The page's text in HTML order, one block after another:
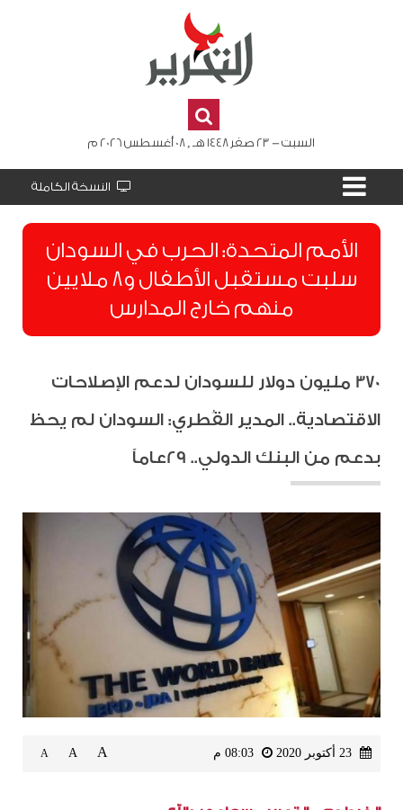
السبت - 23 صفر 1448 هـ , 08 أغسطس 2026 م
النسخة الكاملة
الأمم المتحدة: الحرب في السودان
سلبت مستقبل الأطفال و8 ملايين
منهم خارج المدارس
370 مليون دولار للسودان لدعم الإصلاحات
الاقتصادية.. المدير القُطري: السودان لم يحظ
بدعم من البنك الدولي.. 29عاماً
A
A
A